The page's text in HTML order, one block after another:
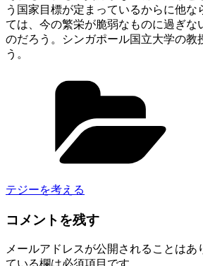
う国家目標が定まっているからに他な
ては、今の繁栄が脆弱なものに過ぎな
のだろう。シンガポール国立大学の教
う。
テジーを考える
コメントを残す
メールアドレスが公開されることはあ